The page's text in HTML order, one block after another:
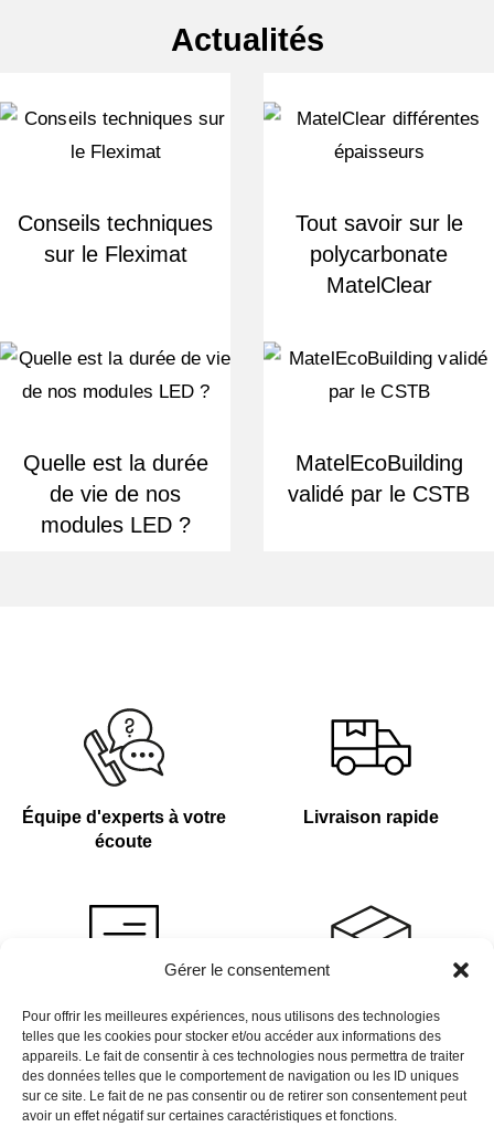
Gérer le consentement
Pour offrir les meilleures expériences, nous utilisons des technologies
telles que les cookies pour stocker et/ou accéder aux informations des
appareils. Le fait de consentir à ces technologies nous permettra de traiter
des données telles que le comportement de navigation ou les ID uniques
sur ce site. Le fait de ne pas consentir ou de retirer son consentement peut
avoir un effet négatif sur certaines caractéristiques et fonctions.
Actualités
Conseils techniques
sur le Fleximat
Tout savoir sur le
polycarbonate
MatelClear
Quelle est la durée
de vie de nos
modules LED ?
MatelEcoBuilding
validé par le CSTB
Équipe d'experts à votre
écoute
Livraison rapide
Devis sur demande
Plus de 4 000 références
en stock